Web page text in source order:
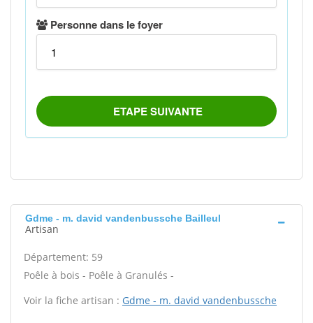
Gdme - m. david vandenbussche Bailleul
Artisan
Département: 59
Poêle à bois - Poêle à Granulés -
Voir la fiche artisan : Gdme - m. david vandenbussche